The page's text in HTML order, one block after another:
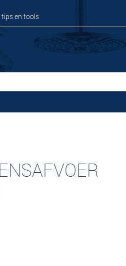
tips en tools